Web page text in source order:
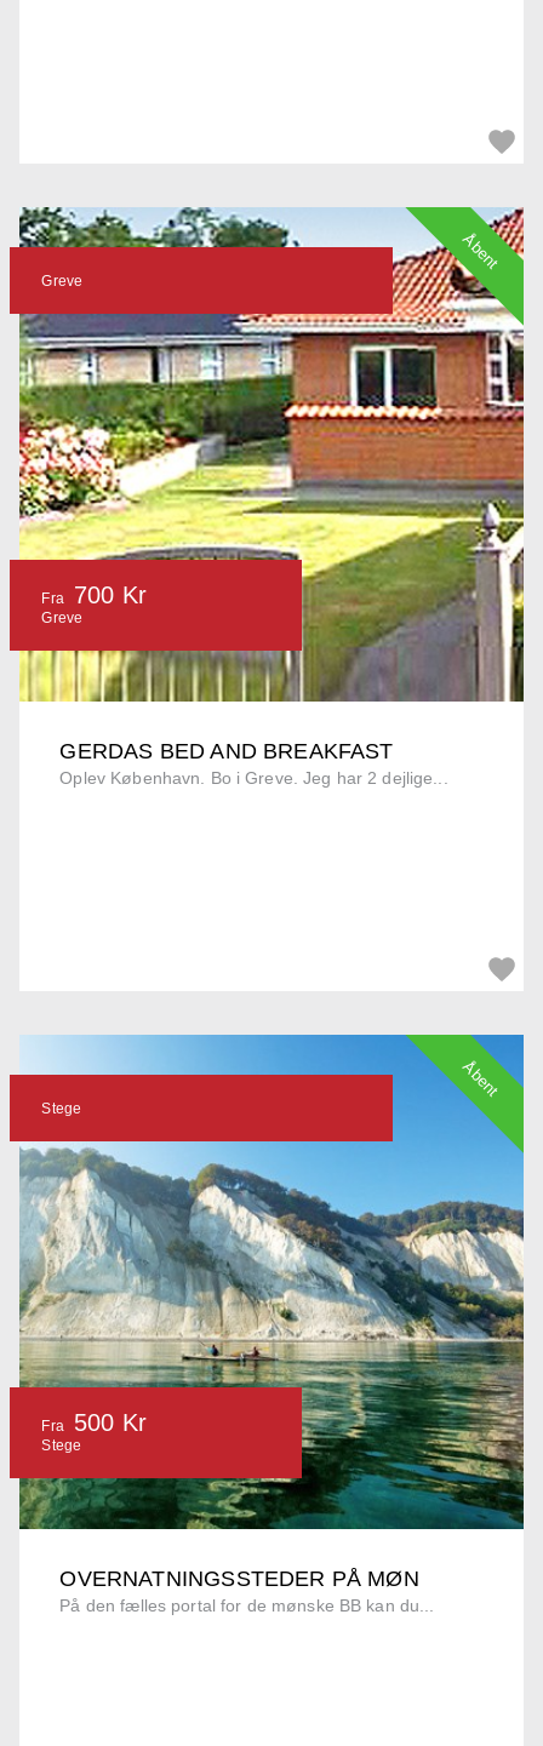
GERDAS BED AND BREAKFAST
Oplev København. Bo i Greve. Jeg har 2 dejlige...
Greve
Fra 700 Kr
Greve
Åbent
OVERNATNINGSSTEDER PÅ MØN
På den fælles portal for de mønske BB kan du...
Stege
Fra 500 Kr
Stege
Åbent